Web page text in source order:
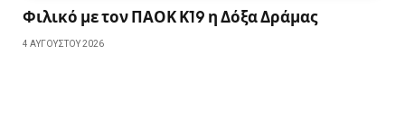
Φιλικό με τον ΠΑΟΚ Κ19 η Δόξα Δράμας
4 ΑΥΓΟΎΣΤΟΥ 2026